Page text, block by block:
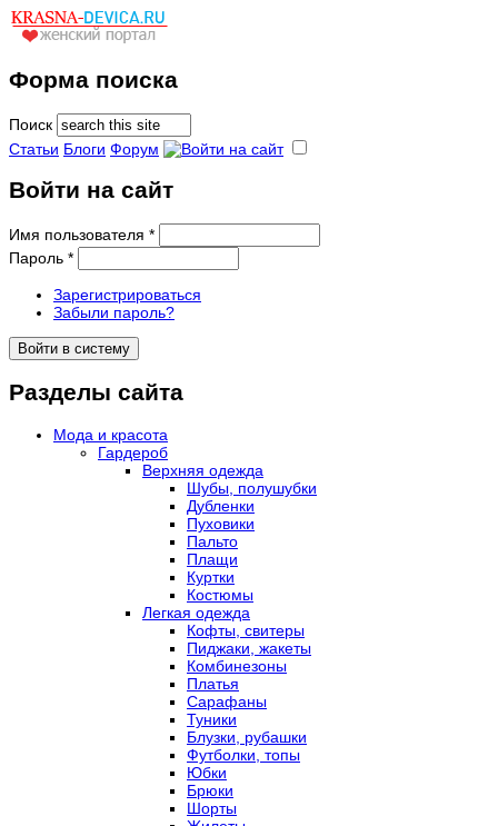
Форма поиска
Поиск
Статьи Блоги Форум
Войти на сайт
Имя пользователя *
Пароль *
Зарегистрироваться
Забыли пароль?
Разделы сайта
Мода и красота
Гардероб
Верхняя одежда
Шубы, полушубки
Дубленки
Пуховики
Пальто
Плащи
Куртки
Костюмы
Легкая одежда
Кофты, свитеры
Пиджаки, жакеты
Комбинезоны
Платья
Сарафаны
Туники
Блузки, рубашки
Футболки, топы
Юбки
Брюки
Шорты